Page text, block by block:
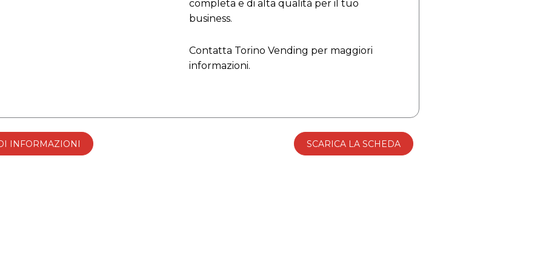
completa e di alta qualità per il tuo
business.
Contatta Torino Vending per maggiori
informazioni.
INFORMAZIONI SCARICA LA SCHEDA